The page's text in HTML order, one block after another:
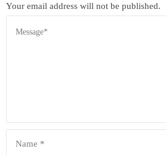
Your email address will not be published.